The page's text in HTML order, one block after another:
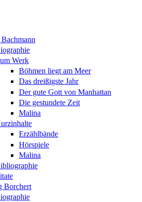
Werk
Böhmen liegt am Meer
Das dreißigste Jahr
Der gute Gott von Manhattan
Die gestundete Zeit
Malina
Erzählbände
Hörspiele
Malina
Borchert